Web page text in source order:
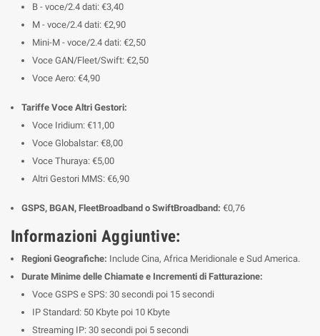
B - voce/2.4 dati: €3,40
M - voce/2.4 dati: €2,90
Mini-M - voce/2.4 dati: €2,50
Voce GAN/Fleet/Swift: €2,50
Voce Aero: €4,90
Tariffe Voce Altri Gestori:
Voce Iridium: €11,00
Voce Globalstar: €8,00
Voce Thuraya: €5,00
Altri Gestori MMS: €6,90
GSPS, BGAN, FleetBroadband o SwiftBroadband: €0,76
Informazioni Aggiuntive:
Regioni Geografiche: Include Cina, Africa Meridionale e Sud America.
Durate Minime delle Chiamate e Incrementi di Fatturazione:
Voce GSPS e SPS: 30 secondi poi 15 secondi
IP Standard: 50 Kbyte poi 10 Kbyte
Streaming IP: 30 secondi poi 5 secondi